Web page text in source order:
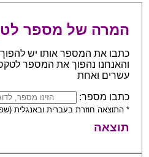
המרה של מספר
והאנחנו נהפוך את המספר
עשרים ואחת
כתבו מספר:
* התוצאה חוזרת בעברית ובאנגלית
תוצאה